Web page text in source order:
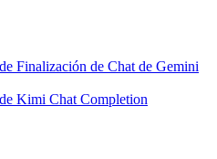
Finalización de Chat de Gemini
Kimi Chat Completion